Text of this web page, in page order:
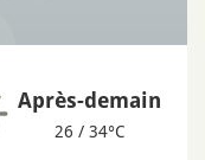
Après-demain
26 / 34°C